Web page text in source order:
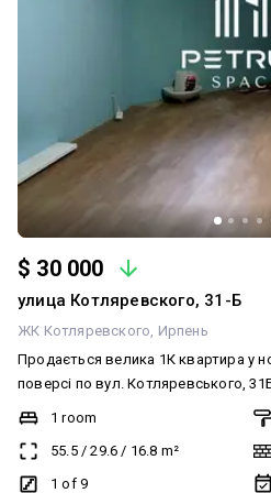
$ 30 000
улица Котляревского, 31-Б
ЖК Котляревского Ирпень
Продається велика 1К квартира у
поверсі по вул. Котляревського,
цілодобовою охороною. Закрита
спортивний майданчик. Завдяки
немає відчуття цоколю. Приміщення
підвального запаху. Кімната дуже зручної форми для розміщення
1 room
55.5/29.6 / 16.8 m²
1 of 9